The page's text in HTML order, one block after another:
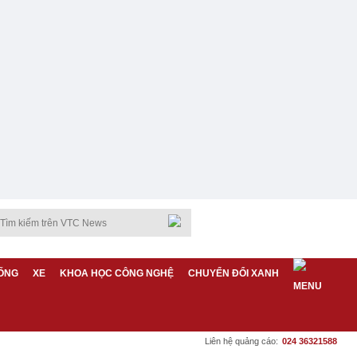
XE KHOA HỌC CÔNG NGHỆ CHUYỂN ĐỔI XANH
Liên hệ quảng cáo: 024 36321588